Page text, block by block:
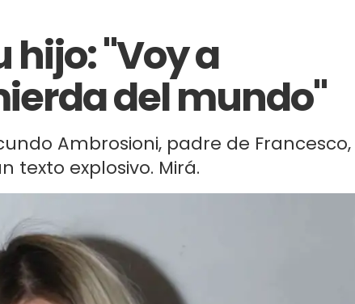
hijo: "Voy a
del mundo"
Ambrosioni, padre de Francesco,
texto explosivo. Mirá.